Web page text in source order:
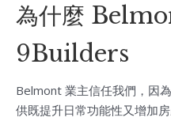
為什麼
9Builders
Belmont 業主信任我們，因
供既提升日常功能性又增加房